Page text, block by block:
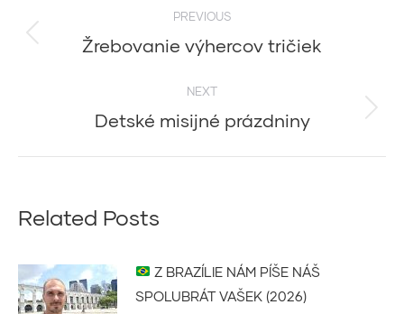
navigation
PREVIOUS
Previous
Žrebovanie výhercov tričiek
NEXT
Next
Detské misijné prázdniny
Related Posts
Z BRAZÍLIE NÁM PÍŠE NÁŠ
SPOLUBRÁT VAŠEK (2026)